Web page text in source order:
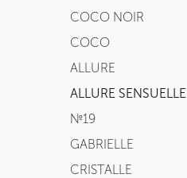
COCO NOIR
COCO
ALLURE
ALLURE SENSUELLE
№19
GABRIELLE
CRISTALLE